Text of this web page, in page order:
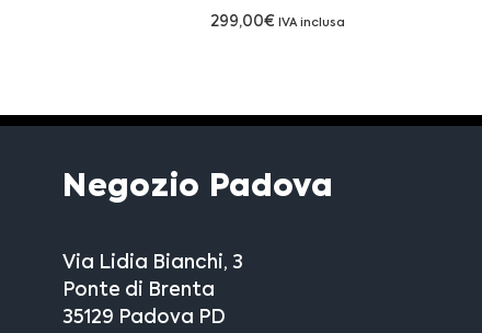
299,00€ IVA inclusa
Negozio Padova
Via Lidia Bianchi, 3
Ponte di Brenta
35129 Padova PD